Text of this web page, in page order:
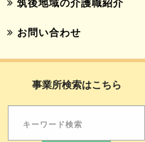
お問い合わせ
事業所検索はこちら